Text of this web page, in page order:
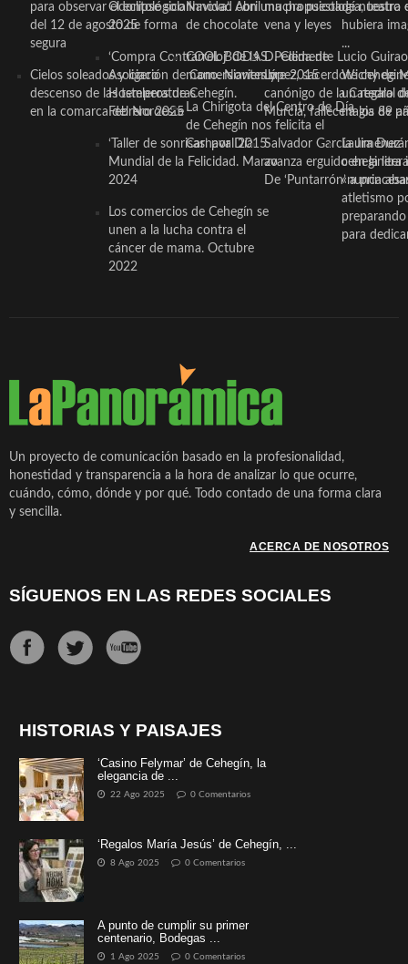
para observar el eclipse solar
del 12 de agosto de forma
segura
Cielos soleados y ligero
descenso de las temperaturas
en la comarca del Noroeste
Odontológico Innova’. Abril
2025
‘Compra Contrarreloj’ de la
Asociación de Comerciantes y
Hosteleros de Cehegín.
Febrero 2025
‘Taller de sonrisas’ por Día
Mundial de la Felicidad. Marzo
2024
Los comercios de Cehegín se
unen a la lucha contra el
cáncer de mama. Octubre
2022
Navidad con una propuesta
de chocolate
COOL BODAS. Pedida de
mano. Noviembre 2015
La Chirigota del Centro de Día
de Cehegín nos felicita el
Carnaval 2015
mucha psicología, teatro
vena y leyes
D. Clemente Lucio Guirao
López, sacerdote
canónigo de la Catedral
Murcia, fallece a los 89
Salvador García Jiménez
avanza erguido en la
De ‘Puntarrón’ a
de nuestra
hubiera
...
Wichy de
un regalo
magia de
Laura
ceheginera
«nunca
atletismo
para
Un proyecto de comunicación basado en la profesionalidad,
honestidad y transparencia a la hora de analizar lo que ocurre,
cuándo, cómo, dónde y por qué. Todo contado de una forma clara
y sencilla.
ACERCA DE NOSOTROS
SÍGUENOS EN LAS REDES SOCIALES
HISTORIAS Y PAISAJES
‘Casino Felymar’ de Cehegín, la
elegancia de ...
22 Ago 2025 0 Comentarios
‘Regalos María Jesús’ de Cehegín, ...
8 Ago 2025 0 Comentarios
A punto de cumplir su primer
centenario, Bodegas ...
1 Ago 2025 0 Comentarios